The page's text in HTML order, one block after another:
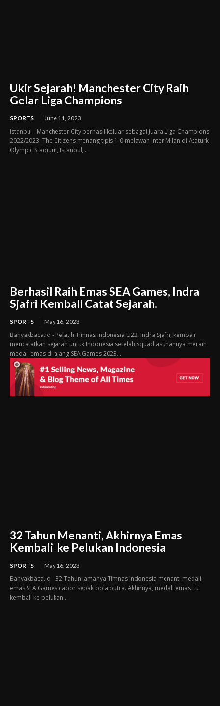
Ukir Sejarah! Manchester City Raih
Gelar Liga Champions
SPORTS June 11, 2023
Istanbul - Manchester City berhasil keluar sebagai juara Liga Champions
2022/2023. The Citizens menang tipis 1-0 melawan Inter Milan di Ataturk
Olympic Stadium, Istanbul,...
Berhasil Raih Emas SEA Games, Indra
Sjafri Kembali Catat Sejarah.
SPORTS May 16, 2023
Banyakbaca.id - Pelatih Timnas Indonesia U22, Indra Sjafri, kembali
mencatatkan sejarah untuk Indonesia setelah squad asuhannya meraih
medali emas di ajang SEA Games 2023...
32 Tahun Menanti, Akhirnya Emas
Kembali ke Pelukan Indonesia
SPORTS May 16, 2023
Banyakbaca.id - 32 Tahun lamanya Timnas Indonesia menanti medali
emas SEA Games cabor sepak bola putra. Akhirnya, medali emas itu
kembali ke pelukan...